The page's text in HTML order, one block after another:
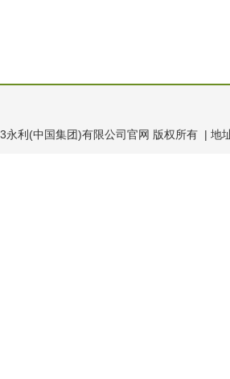
利(中国集团)有限公司官网 版权所有 |